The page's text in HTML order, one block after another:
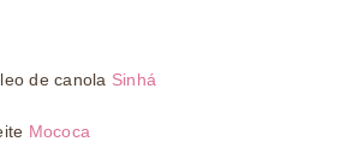
de canola Sinhá
Mococa